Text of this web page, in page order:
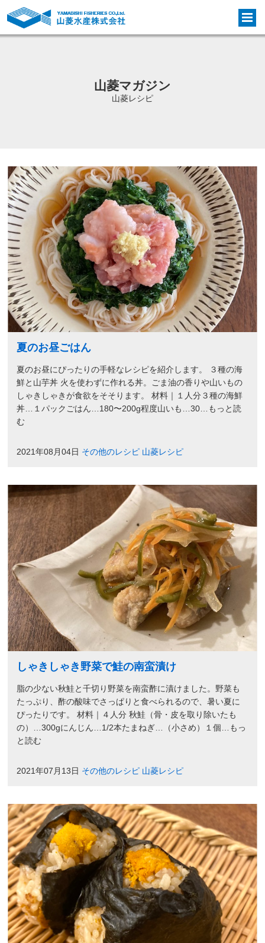
山菱マガジン
山菱レシピ
夏のお昼ごはん
夏のお昼にぴったりの手軽なレシピを紹介します。 ３種の海
鮮と山芋丼 火を使わずに作れる丼。ごま油の香りや山いもの
しゃきしゃきが食欲をそそります。 材料｜１人分３種の海鮮
丼…１パックごはん…180〜200g程度山いも…30…もっと読
む
2021年08月04日 その他のレシピ 山菱レシピ
しゃきしゃき野菜で鮭の南蛮漬け
脂の少ない秋鮭と千切り野菜を南蛮酢に漬けました。野菜も
たっぷり、酢の酸味でさっぱりと食べられるので、暑い夏に
ぴったりです。 材料｜４人分 秋鮭（骨・皮を取り除いたも
の）…300gにんじん…1/2本たまねぎ…（小さめ）１個…もっ
と読む
2021年07月13日 その他のレシピ 山菱レシピ